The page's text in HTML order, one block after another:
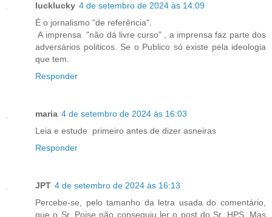
lucklucky 4 de setembro de 2024 às 14:09
É o jornalismo "de referência".
A imprensa "não dá livre curso" , a imprensa faz parte dos
adversários politicos. Se o Publico só existe pela ideologia
que tem.
Responder
maria 4 de setembro de 2024 às 16:03
Leia e estude primeiro antes de dizer asneiras
Responder
JPT 4 de setembro de 2024 às 16:13
Percebe-se, pelo tamanho da letra usada do comentário,
que o Sr. Poise não conseguiu ler o post do Sr. HPS. Mas